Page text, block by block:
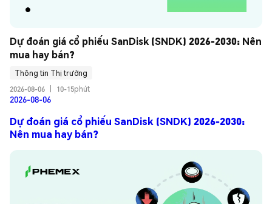
Dự đoán giá cổ phiếu SanDisk (SNDK) 2026-2030: Nên
mua hay bán?
Thông tin Thị trường
2026-08-06
10-15phút
2026-08-06
Dự đoán giá cổ phiếu SanDisk (SNDK) 2026-2030:
Nên mua hay bán?